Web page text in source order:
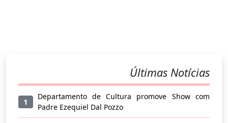
Últimas Notícias
1
Departamento de Cultura promove Show com
Padre Ezequiel Dal Pozzo